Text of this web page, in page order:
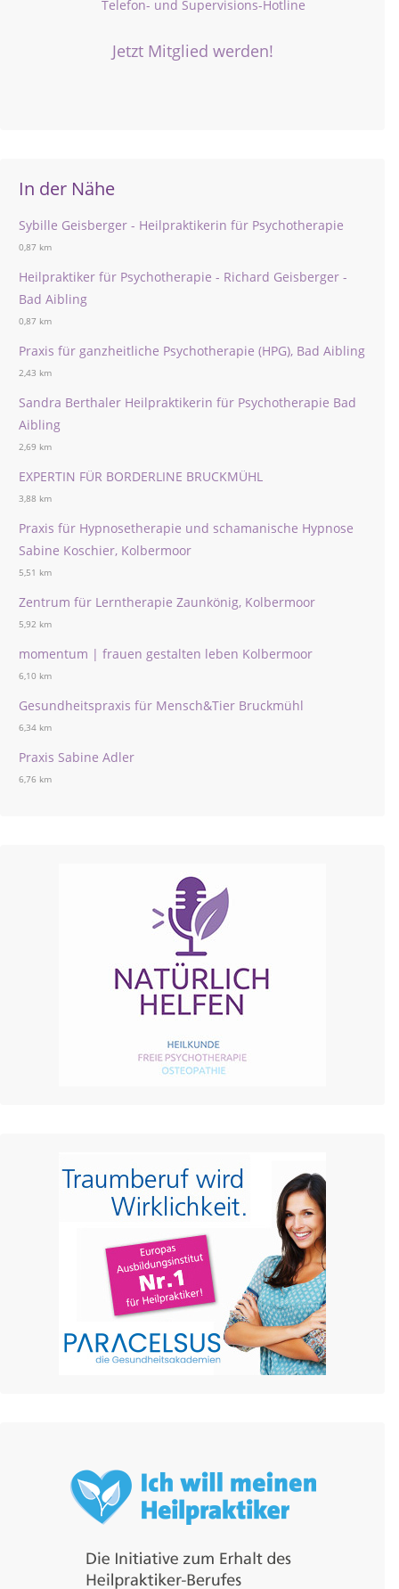
Telefon- und Supervisions-Hotline
Jetzt Mitglied werden!
In der Nähe
Sybille Geisberger - Heilpraktikerin für Psychotherapie
0,87 km
Heilpraktiker für Psychotherapie - Richard Geisberger -
Bad Aibling
0,87 km
Praxis für ganzheitliche Psychotherapie (HPG), Bad Aibling
2,43 km
Sandra Berthaler Heilpraktikerin für Psychotherapie Bad
Aibling
2,69 km
EXPERTIN FÜR BORDERLINE BRUCKMÜHL
3,88 km
Praxis für Hypnosetherapie und schamanische Hypnose
Sabine Koschier, Kolbermoor
5,51 km
Zentrum für Lerntherapie Zaunkönig, Kolbermoor
5,92 km
momentum | frauen gestalten leben Kolbermoor
6,10 km
Gesundheitspraxis für Mensch&Tier Bruckmühl
6,34 km
Praxis Sabine Adler
6,76 km